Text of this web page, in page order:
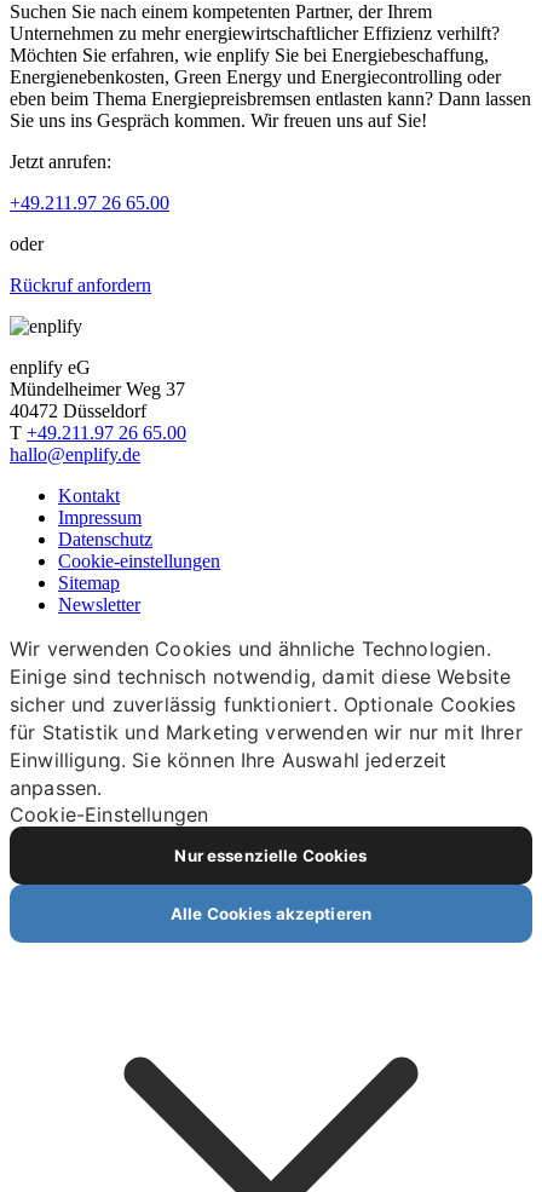
Suchen Sie nach einem kompetenten Partner, der Ihrem
Unternehmen zu mehr energiewirtschaftlicher Effizienz verhilft?
Möchten Sie erfahren, wie enplify Sie bei Energiebeschaffung,
Energienebenkosten, Green Energy und Energiecontrolling oder
eben beim Thema Energiepreisbremsen entlasten kann? Dann lassen
Sie uns ins Gespräch kommen. Wir freuen uns auf Sie!
Jetzt anrufen:
+49.211.97 26 65.00
oder
Rückruf anfordern
enplify eG
Mündelheimer Weg 37
40472 Düsseldorf
T +49.211.97 26 65.00
hallo@enplify.de
Kontakt
Impressum
Datenschutz
Cookie-einstellungen
Sitemap
Newsletter
Wir verwenden Cookies und ähnliche Technologien.
Einige sind technisch notwendig, damit diese Website
sicher und zuverlässig funktioniert. Optionale Cookies
für Statistik und Marketing verwenden wir nur mit Ihrer
Einwilligung. Sie können Ihre Auswahl jederzeit
anpassen.
Cookie-Einstellungen
Nur essenzielle Cookies
Alle Cookies akzeptieren